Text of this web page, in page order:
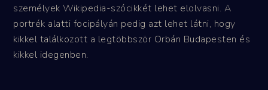
személyek Wikipedia-szócikkét lehet elolvasni. A
portrék alatti focipályán pedig azt lehet látni, hogy
kikkel találkozott a legtöbbször Orbán Budapesten és
kikkel idegenben.